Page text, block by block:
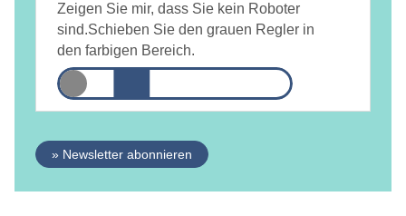
DAMiD mich per E-Mail über Themen und Veranstaltungen
informiert.
Zeigen Sie mir, dass Sie kein Roboter
sind.Schieben Sie den grauen Regler in
den farbigen Bereich.
» Newsletter abonnieren